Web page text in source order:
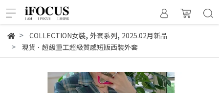
COLLECTION女裝, 外套系列, 2025.02月新品
現貨．超級重工超級質感短版西裝外套